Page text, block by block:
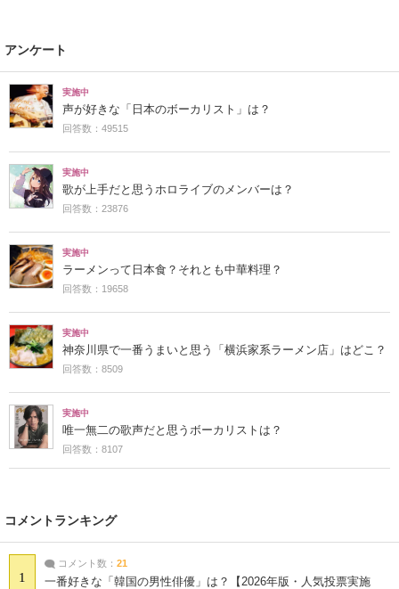
アンケート
実施中
声が好きな「日本のボーカリスト」は？
回答数：49515
実施中
歌が上手だと思うホロライブのメンバーは？
回答数：23876
実施中
ラーメンって日本食？それとも中華料理？
回答数：19658
実施中
神奈川県で一番うまいと思う「横浜家系ラーメン店」はどこ？
回答数：8509
実施中
唯一無二の歌声だと思うボーカリストは？
回答数：8107
コメントランキング
1
コメント数： 21
一番好きな「韓国の男性俳優」は？【2026年版・人気投票実施